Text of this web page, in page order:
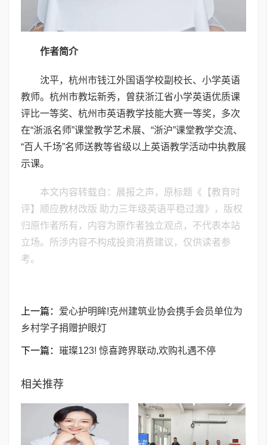
作者简介
沈平，杭州市钱江外国语学校副校长、小学英语
教师。杭州市教坛新秀，曾获浙江省小学英语优质课
评比一等奖、杭州市英语教学技能大赛一等奖，多次
在“浙派名师”课堂教学艺术展、“浙沪”课堂教学交流、
“百人千场”名师送教等省级以上英语教学活动中执教展
示课。
本文内容转载自：晨报之声，原标题《【教育时
评】顺应教材改版 助力三年级英语平稳过渡》，版权
归原作者所有，内容为原作者独立观点，不代表本站
立场。所涉内容不构成投资消费建议，仅供读者参
考。
上一篇： 爱心护明眸!克州建筑业协会携手会员单位为
乡村学子捐赠护眼灯
下一篇： 璀璨123! 惊喜跨界联动,欢购礼遇不停
相关推荐